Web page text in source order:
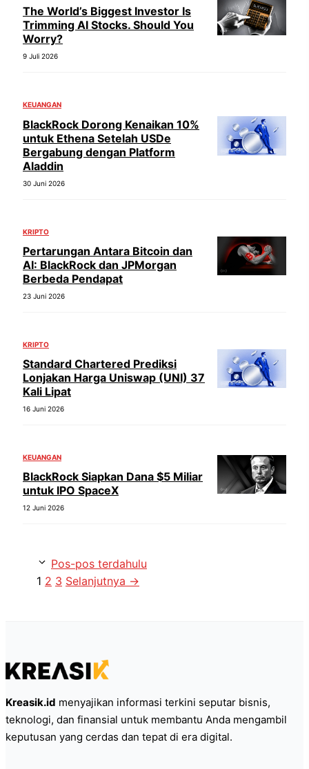
The World’s Biggest Investor Is
Trimming AI Stocks. Should You
Worry?
9 Juli 2026
KEUANGAN
BlackRock Dorong Kenaikan 10%
untuk Ethena Setelah USDe
Bergabung dengan Platform
Aladdin
30 Juni 2026
KRIPTO
Pertarungan Antara Bitcoin dan
AI: BlackRock dan JPMorgan
Berbeda Pendapat
23 Juni 2026
KRIPTO
Standard Chartered Prediksi
Lonjakan Harga Uniswap (UNI) 37
Kali Lipat
16 Juni 2026
KEUANGAN
BlackRock Siapkan Dana $5 Miliar
untuk IPO SpaceX
12 Juni 2026
Pos-pos terdahulu
Halaman
1 Halaman
2 Halaman
3 Selanjutnya →
Kreasik.id menyajikan informasi terkini seputar bisnis,
teknologi, dan finansial untuk membantu Anda mengambil
keputusan yang cerdas dan tepat di era digital.